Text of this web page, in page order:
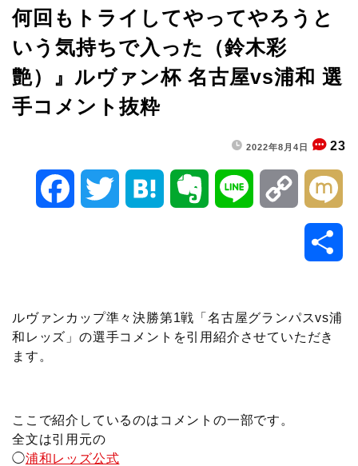
何回もトライしてやってやろうと
いう気持ちで入った（鈴木彩
艶）』ルヴァン杯 名古屋vs浦和 選
手コメント抜粋
2022年8月4日 23
b
o
k
t
r
n n
t
o
L
ルヴァンカップ準々決勝第1戦「名古屋グランパスvs浦
和レッズ」の選手コメントを引用紹介させていただき
ます。
ここで紹介しているのはコメントの一部です。
全文は引用元の
◯浦和レッズ公式